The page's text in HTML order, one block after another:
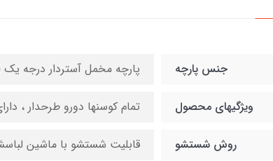
جنس پارچه پارچه مخمل آستردار درجه
ویژگیهای محصول تمام کوسنها دورو طرحدار ،
روش شستشو قابلیت شستشو با ماشین